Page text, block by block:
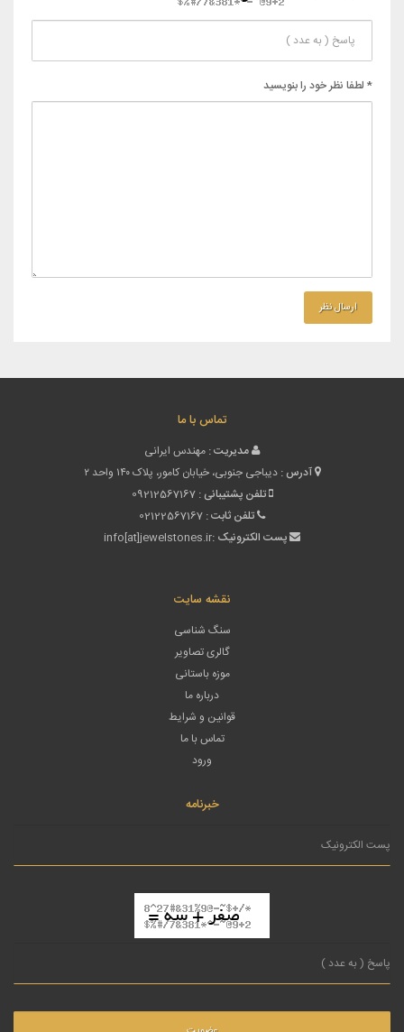
* لطفا نظر خود را بنویسید
تماس با ما
مدیریت : مهندس ایرانی
آدرس : دیباجی جنوبی، خیابان کامور، پلاک ۱۴۰ واحد ۲
تلفن پشتیبانی : 09212567167
تلفن ثابت : 02122567167
پست الکترونیک :info[at]jewelstones.ir
نقشه سایت
سنگ شناسی
گالری تصاویر
موزه باستانی
درباره ما
قوانین و شرایط
تماس با ما
ورود
خبرنامه